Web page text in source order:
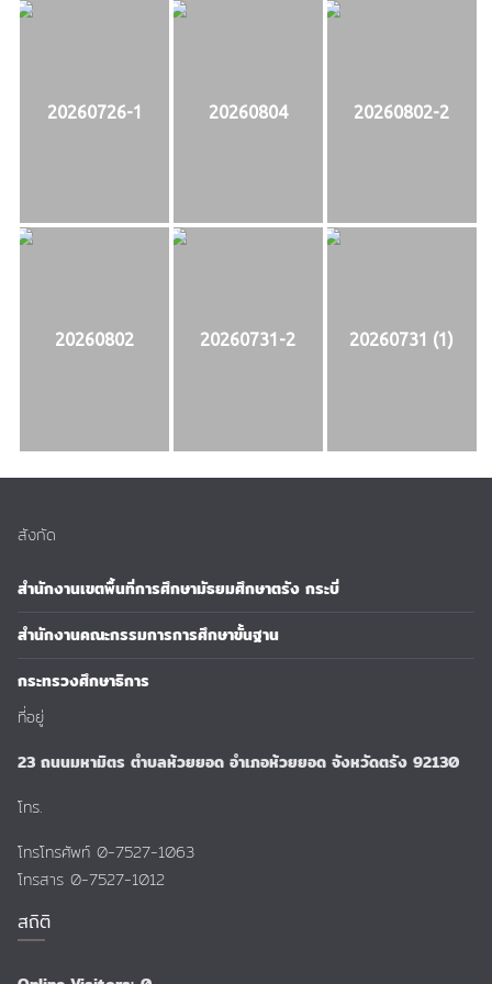
20260726-1 20260804 20260802-2
20260802 20260731-2 20260731 (1)
สังกัด
สำนักงานเขตพื้นที่การศึกษามัธยมศึกษาตรัง กระบี่
สำนักงานคณะกรรมการการศึกษาขั้นฐาน
กระทรวงศึกษาธิการ
ที่อยู่
23 ถนนมหามิตร ตำบลห้วยยอด อำเภอห้วยยอด จังหวัดตรัง 92130
โทร.
โทรโทรศัพท์ 0-7527-1063
โทรสาร 0-7527-1012
สถิติ